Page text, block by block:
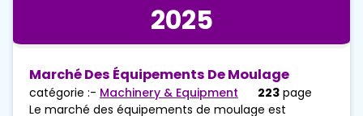
2025
Marché Des Équipements De Moulage
catégorie :- Machinery & Equipment 223 page
Le marché des équipements de moulage est